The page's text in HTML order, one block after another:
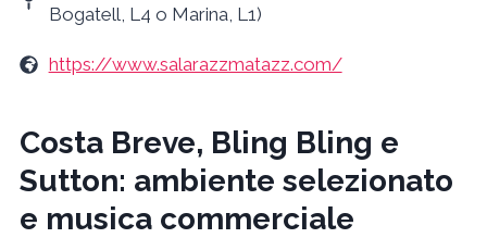
Bogatell, L4 o Marina, L1)
https://www.salarazzmatazz.com/
Costa Breve, Bling Bling e
Sutton: ambiente selezionato
e musica commerciale